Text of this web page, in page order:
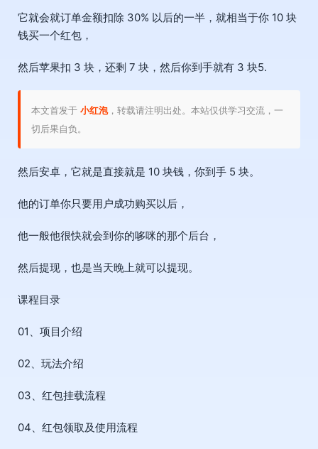
它就会就订单金额扣除 30% 以后的一半，就相当于你 10 块
钱买一个红包，
然后苹果扣 3 块，还剩 7 块，然后你到手就有 3 块5.
本文首发于 小红泡，转载请注明出处。本站仅供学习交流，一
切后果自负。
然后安卓，它就是直接就是 10 块钱，你到手 5 块。
他的订单你只要用户成功购买以后，
他一般他很快就会到你的哆咪的那个后台，
然后提现，也是当天晚上就可以提现。
课程目录
01、项目介绍
02、玩法介绍
03、红包挂载流程
04、红包领取及使用流程